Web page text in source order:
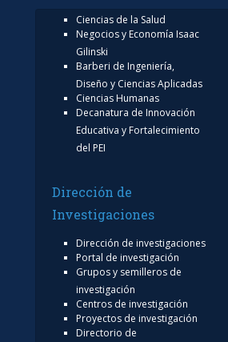
Ciencias de la Salud
Negocios y Economía Isaac
Gilinski
Barberi de Ingeniería,
Diseño y Ciencias Aplicadas
Ciencias Humanas
Decanatura de Innovación
Educativa y Fortalecimiento
del PEI
Dirección de
Investigaciones
Dirección de investigaciones
Portal de investigación
Grupos y semilleros de
investigación
Centros de investigación
Proyectos de investigación
Directorio de